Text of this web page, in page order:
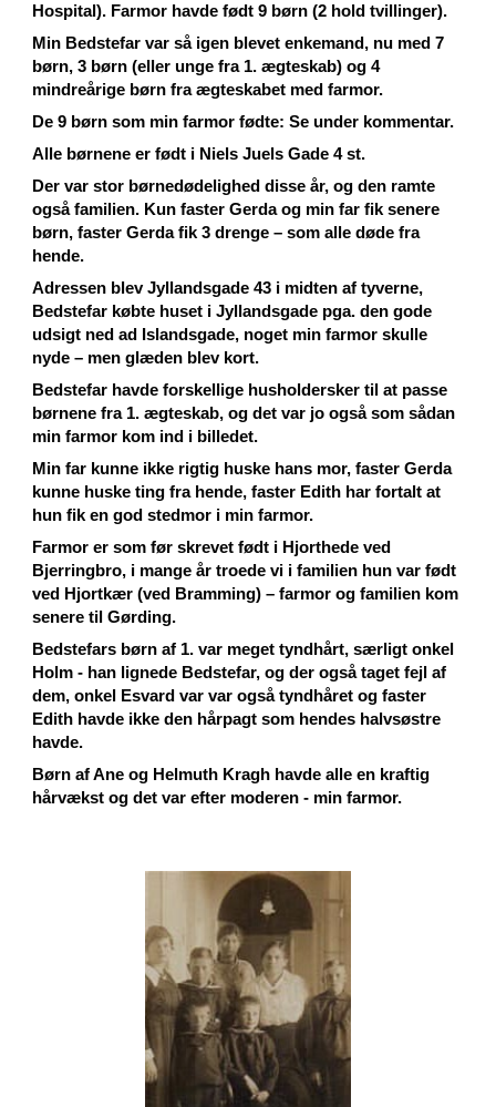
Hospital). Farmor havde født 9 børn (2 hold tvillinger).
Min Bedstefar var så igen blevet enkemand, nu med 7
børn, 3 børn (eller unge fra 1. ægteskab) og 4
mindreårige børn fra ægteskabet med farmor.
De 9 børn som min farmor fødte: Se under kommentar.
Alle børnene er født i Niels Juels Gade 4 st.
Der var stor børnedødelighed disse år, og den ramte
også familien. Kun faster Gerda og min far fik senere
børn, faster Gerda fik 3 drenge – som alle døde fra
hende.
Adressen blev Jyllandsgade 43 i midten af tyverne,
Bedstefar købte huset i Jyllandsgade pga. den gode
udsigt ned ad Islandsgade, noget min farmor skulle
nyde – men glæden blev kort.
Bedstefar havde forskellige husholdersker til at passe
børnene fra 1. ægteskab, og det var jo også som sådan
min farmor kom ind i billedet.
Min far kunne ikke rigtig huske hans mor, faster Gerda
kunne huske ting fra hende, faster Edith har fortalt at
hun fik en god stedmor i min farmor.
Farmor er som før skrevet født i Hjorthede ved
Bjerringbro, i mange år troede vi i familien hun var født
ved Hjortkær (ved Bramming) – farmor og familien kom
senere til Gørding.
Bedstefars børn af 1. var meget tyndhårt, særligt onkel
Holm - han lignede Bedstefar, og der også taget fejl af
dem, onkel Esvard var var også tyndhåret og faster
Edith havde ikke den hårpagt som hendes halvsøstre
havde.
Børn af Ane og Helmuth Kragh havde alle en kraftig
hårvækst og det var efter moderen - min farmor.